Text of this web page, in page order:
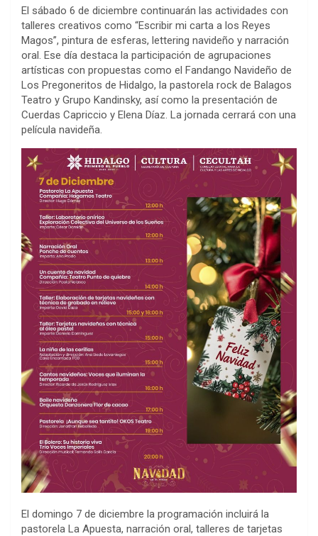
El sábado 6 de diciembre continuarán las actividades con
talleres creativos como “Escribir mi carta a los Reyes
Magos”, pintura de esferas, lettering navideño y narración
oral. Ese día destaca la participación de agrupaciones
artísticas con propuestas como el Fandango Navideño de
Los Pregoneritos de Hidalgo, la pastorela rock de Balagos
Teatro y Grupo Kandinsky, así como la presentación de
Cuerdas Capriccio y Elena Díaz. La jornada cerrará con una
película navideña.
El domingo 7 de diciembre la programación incluirá la
pastorela La Apuesta, narración oral, talleres de tarjetas